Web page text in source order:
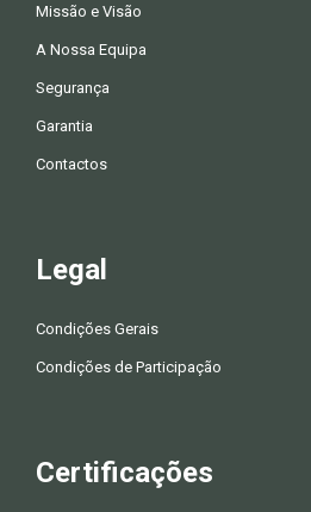
Missão e Visão
A Nossa Equipa
Segurança
Garantia
Contactos
Legal
Condições Gerais
Condições de Participação
Certificações